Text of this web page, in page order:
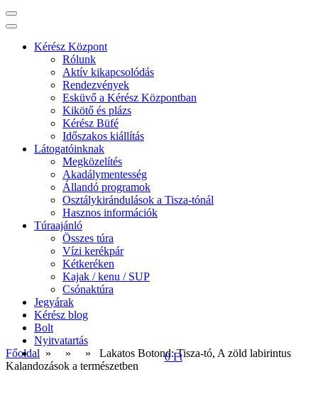
Kérész Központ
Rólunk
Aktív kikapcsolódás
Rendezvények
Esküvő a Kérész Központban
Kikötő és plázs
Kérész Büfé
Időszakos kiállítás
Látogatóinknak
Megközelítés
Akadálymentesség
Állandó programok
Osztálykirándulások a Tisza-tónál
Hasznos információk
Túraajánló
Összes túra
Vízi kerékpár
Kétkeréken
Kajak / kenu / SUP
Csónaktúra
Jegyárak
Kérész blog
Bolt
Nyitvatartás
0 Ft
Főoldal » »
» Lakatos Botond: Tisza-tó, A zöld labirintus
Kalandozások a természetben